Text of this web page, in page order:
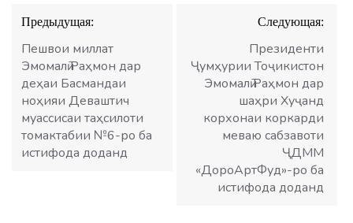
Навигация
по
записям
Предыдущая:
Пешвои миллат
Эмомалӣ Раҳмон дар
деҳаи Басмандаи
ноҳияи Деваштич
муассисаи таҳсилоти
томактабии №6-ро ба
истифода доданд
Следующая:
Президенти
Ҷумҳурии Тоҷикистон
Эмомалӣ Раҳмон дар
шаҳри Хуҷанд
корхонаи коркарди
меваю сабзавоти
ҶДММ
«ДороАртФуд»-ро ба
истифода доданд